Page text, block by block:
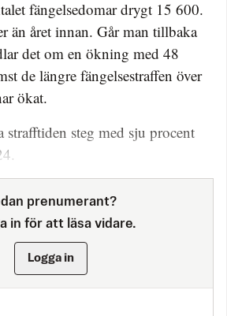
fängelsedomar drygt 15 600.
än året innan. Går man tillbaka
det om en ökning med 48
de längre fängelsestraffen över
ökat.
steg med sju procent
prenumerant?
in för att läsa vidare.
Logga in